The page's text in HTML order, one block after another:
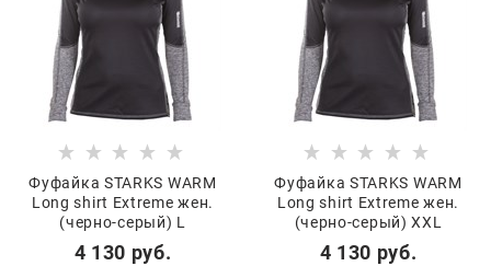
Фуфайка STARKS WARM
Long shirt Extreme жен.
(черно-серый) L
4 130 руб.
Фуфайка STARKS WARM
Long shirt Extreme жен.
(черно-серый) XXL
4 130 руб.